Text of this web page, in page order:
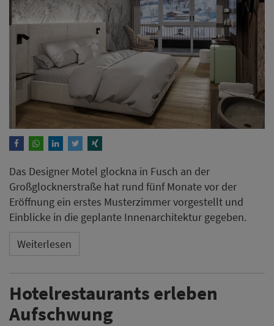
Das Designer Motel glockna in Fusch an der
Großglocknerstraße hat rund fünf Monate vor der
Eröffnung ein erstes Musterzimmer vorgestellt und
Einblicke in die geplante Innenarchitektur gegeben.
Weiterlesen
Hotelrestaurants erleben
Aufschwung